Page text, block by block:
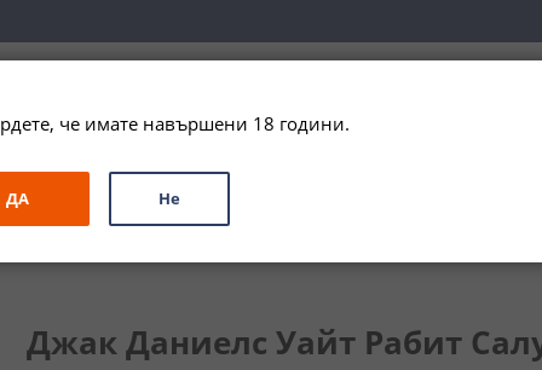
ЗА ПОДАРЪК ПРОМО СПЕЦИАЛНИ ПРЕДЛОЖЕНИЯ
Джак Даниелс Уайт Рабит
че имате навършени 18 години.
ДА Не